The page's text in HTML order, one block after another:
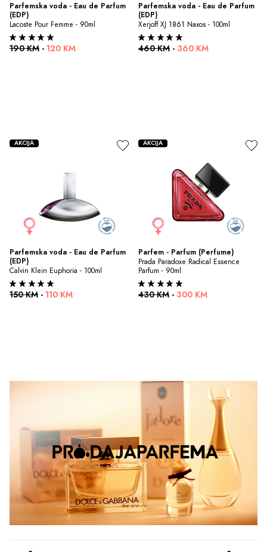
Parfemska voda - Eau de Parfum
(EDP)
Lacoste Pour Femme - 90ml
190 KM - 120 KM
Parfemska voda - Eau de Parfum
(EDP)
Xerjoff XJ 1861 Naxos - 100ml
460 KM - 360 KM
Parfemska voda - Eau de Parfum
(EDP)
Calvin Klein Euphoria - 100ml
150 KM - 110 KM
AKCIJA
Parfem - Parfum (Perfume)
Prada Paradoxe Radical Essence
Parfum - 90ml
430 KM - 300 KM
AKCIJA